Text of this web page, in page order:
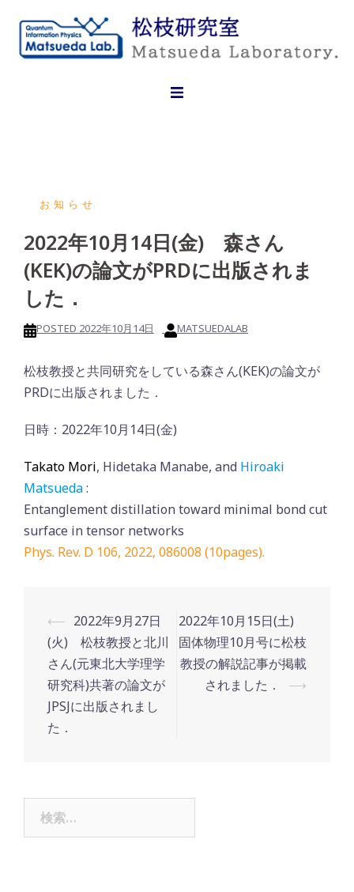
content
お知らせ
2022年10月14日(金) 森さん
(KEK)の論文がPRDに出版されま
した．
POSTED 2022年10月14日 MATSUEDALAB
松枝教授と共同研究をしている森さん(KEK)の論文が
PRDに出版されました．
日時：2022年10月14日(金)
Takato Mori, Hidetaka Manabe, and Hiroaki
Matsueda:
Entanglement distillation toward minimal bond cut
surface in tensor networks
Phys. Rev. D 106, 2022, 086008 (10pages).
Post
navigation
⟵ 2022年9月27日
(火) 松枝教授と北川
さん(元東北大学理学
研究科)共著の論文が
JPSJに出版されまし
た．
2022年10月15日(土)
固体物理10月号に松枝
教授の解説記事が掲載
されました．
⟶